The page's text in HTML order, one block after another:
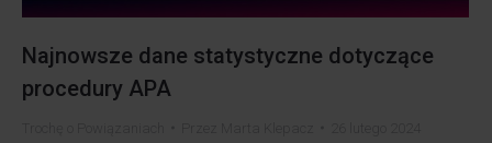
Najnowsze dane statystyczne dotyczące
procedury APA